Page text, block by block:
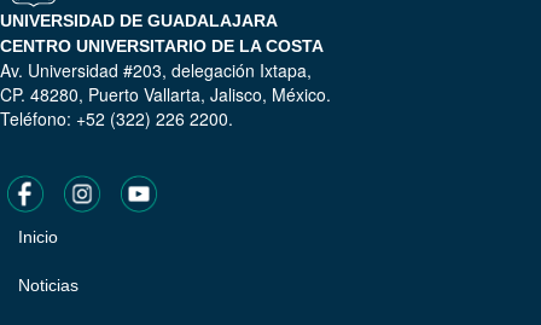
UNIVERSIDAD DE GUADALAJARA
CENTRO UNIVERSITARIO DE LA COSTA
Av. Universidad #203, delegación Ixtapa,
CP. 48280, Puerto Vallarta, Jalisco, México.
Teléfono: +52 (322) 226 2200.
Pie
de
Inicio
Noticias